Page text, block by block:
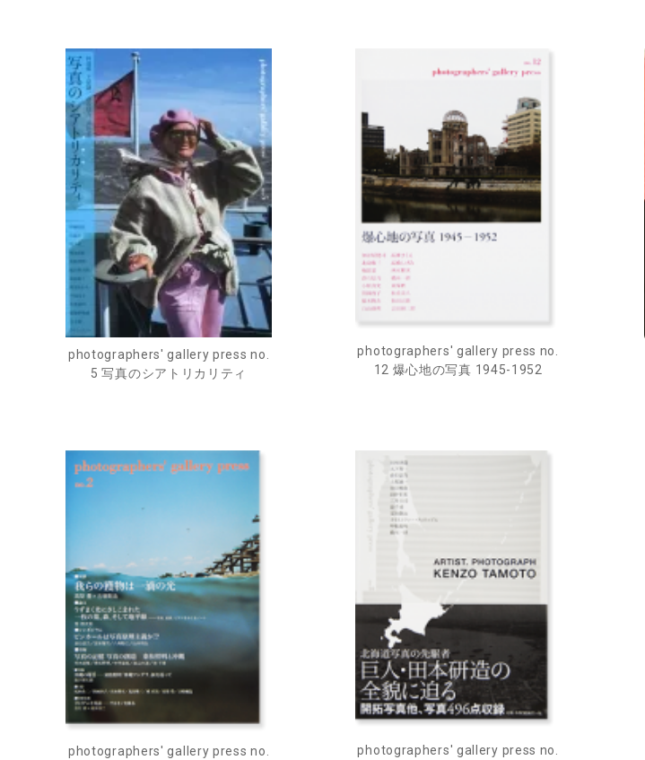
photographers' gallery press no.
5 写真のシアトリカリティ
photographers' gallery press no.
12 爆心地の写真 1945-1952
photographers' gallery press no.
photographers' gallery press no.